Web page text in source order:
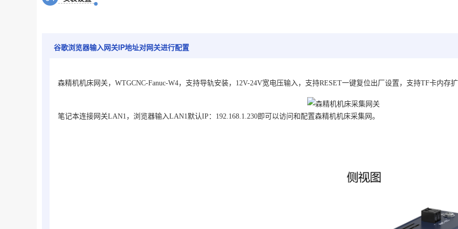
谷歌浏览器输入网关IP地址对网关进行配置
森精机机床网关，WTGCNC-Fanuc-W4，支持导轨安装，12V-24V宽电压输入，支持RESET一键复位出厂设置，支持TF卡内存
笔记本连接网关LAN1，浏览器输入LAN1默认IP：192.168.1.230即可以访问和配置森精机机床采集网。